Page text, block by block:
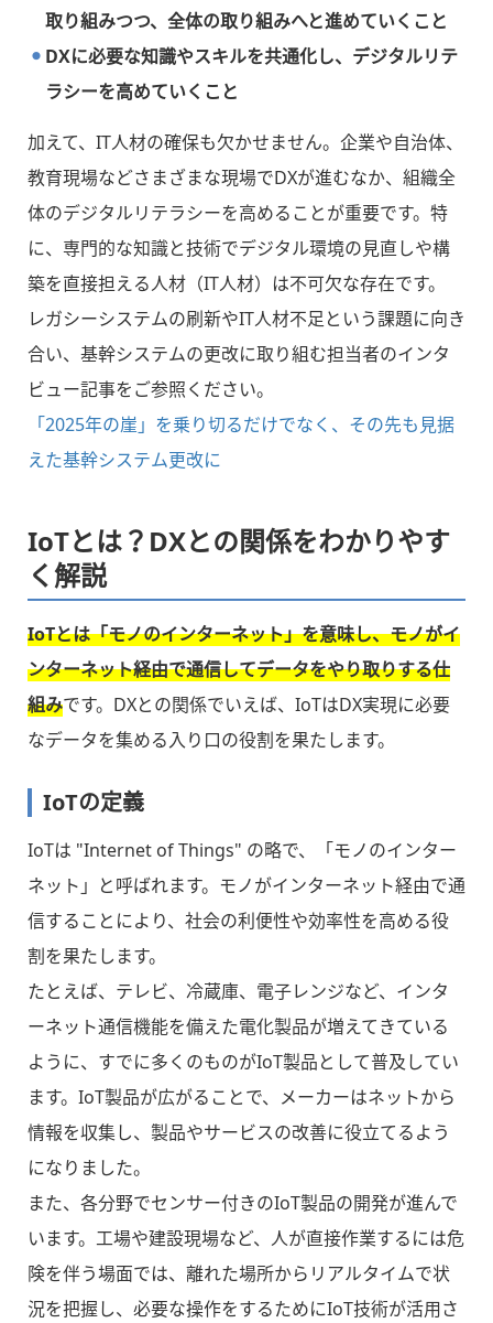
取り組みつつ、全体の取り組みへと進めていくこと
DXに必要な知識やスキルを共通化し、デジタルリテ
ラシーを高めていくこと
加えて、IT人材の確保も欠かせません。企業や自治体、
教育現場などさまざまな現場でDXが進むなか、組織全
体のデジタルリテラシーを高めることが重要です。特
に、専門的な知識と技術でデジタル環境の見直しや構
築を直接担える人材（IT人材）は不可欠な存在です。
レガシーシステムの刷新やIT人材不足という課題に向き
合い、基幹システムの更改に取り組む担当者のインタ
ビュー記事をご参照ください。
「2025年の崖」を乗り切るだけでなく、その先も見据
えた基幹システム更改に
IoTとは？DXとの関係をわかりやす
く解説
IoTとは「モノのインターネット」を意味し、モノがイ
ンターネット経由で通信してデータをやり取りする仕
組みです。DXとの関係でいえば、IoTはDX実現に必要
なデータを集める入り口の役割を果たします。
IoTの定義
IoTは "Internet of Things" の略で、「モノのインター
ネット」と呼ばれます。モノがインターネット経由で通
信することにより、社会の利便性や効率性を高める役
割を果たします。
たとえば、テレビ、冷蔵庫、電子レンジなど、インタ
ーネット通信機能を備えた電化製品が増えてきている
ように、すでに多くのものがIoT製品として普及してい
ます。IoT製品が広がることで、メーカーはネットから
情報を収集し、製品やサービスの改善に役立てるよう
になりました。
また、各分野でセンサー付きのIoT製品の開発が進んで
います。工場や建設現場など、人が直接作業するには危
険を伴う場面では、離れた場所からリアルタイムで状
況を把握し、必要な操作をするためにIoT技術が活用さ